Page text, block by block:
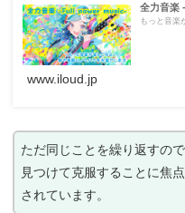
全力音楽
もっと音楽
www.iloud.jp
ただ同じことを繰り返すの
見つけて克服することに焦
されています。